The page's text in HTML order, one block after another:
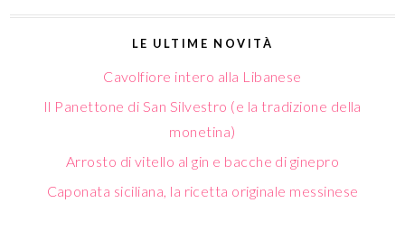
LE ULTIME NOVITÀ
Cavolfiore intero alla Libanese
Il Panettone di San Silvestro (e la tradizione della
monetina)
Arrosto di vitello al gin e bacche di ginepro
Caponata siciliana, la ricetta originale messinese